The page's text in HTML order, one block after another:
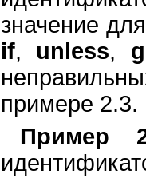
значение
if, unless,
примере 2.3.
Пример